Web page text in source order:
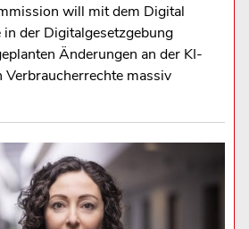
will mit dem Digital
der Digitalgesetzgebung
Änderungen an der KI-
massiv